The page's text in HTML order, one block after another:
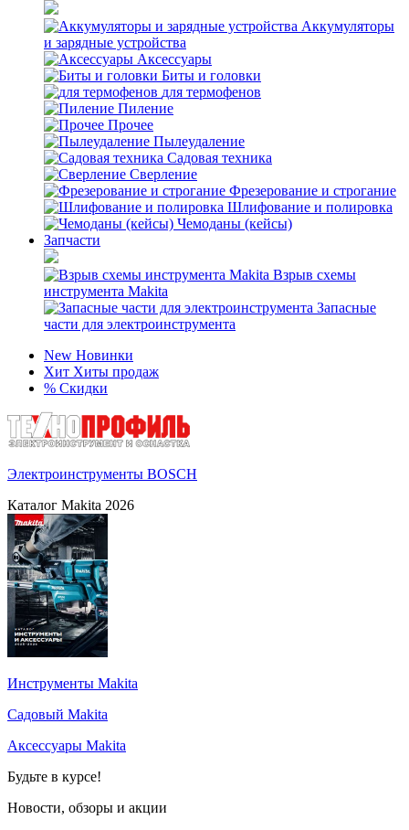
Аккумуляторы
и зарядные устройства
Аксессуары
Биты и головки
для термофенов
Пиление
Прочее
Пылеудаление
Садовая техника
Сверление
Фрезерование и строгание
Шлифование и полировка
Чемоданы (кейсы)
Запчасти
Взрыв схемы
инструмента Makita
Запасные
части для электроинструмента
New Новинки
Хит Хиты продаж
% Скидки
Электроинструменты BOSCH
Каталог Makita 2026
Инструменты Makita
Садовый Makita
Аксессуары Makita
Будьте в курсе!
Новости, обзоры и акции